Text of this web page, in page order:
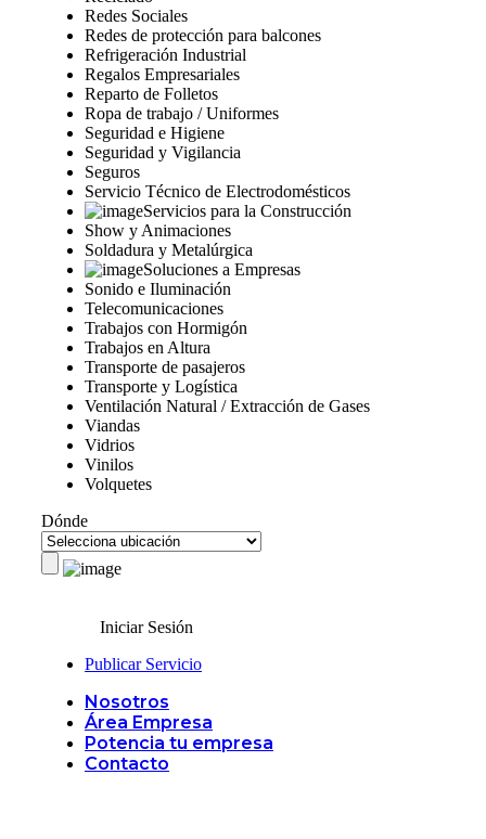
Redes Sociales
Redes de protección para balcones
Refrigeración Industrial
Regalos Empresariales
Reparto de Folletos
Ropa de trabajo / Uniformes
Seguridad e Higiene
Seguridad y Vigilancia
Seguros
Servicio Técnico de Electrodomésticos
Servicios para la Construcción
Show y Animaciones
Soldadura y Metalúrgica
Soluciones a Empresas
Sonido e Iluminación
Telecomunicaciones
Trabajos con Hormigón
Trabajos en Altura
Transporte de pasajeros
Transporte y Logística
Ventilación Natural / Extracción de Gases
Viandas
Vidrios
Vinilos
Volquetes
Dónde
Iniciar Sesión
Publicar Servicio
Nosotros
Área Empresa
Potencia tu empresa
Contacto